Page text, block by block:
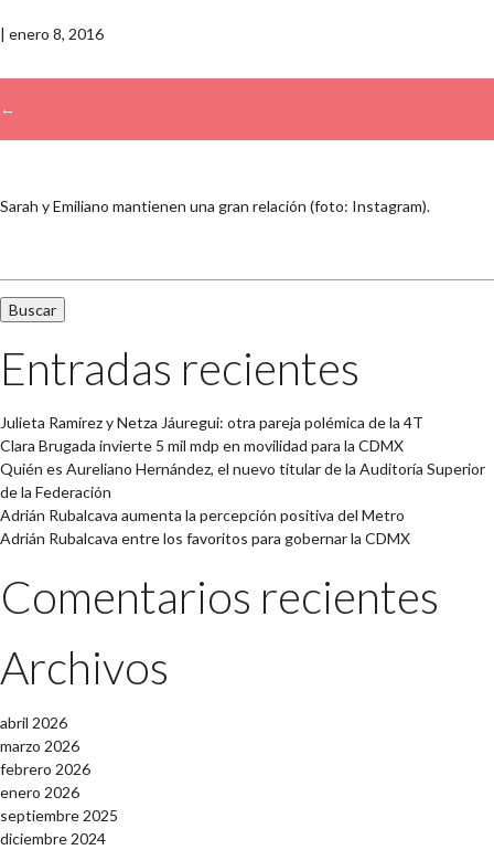
| enero 8, 2016
←
Sarah y Emiliano mantienen una gran relación (foto: Instagram).
Entradas recientes
Julieta Ramírez y Netza Jáuregui: otra pareja polémica de la 4T
Clara Brugada invierte 5 mil mdp en movilidad para la CDMX
Quién es Aureliano Hernández, el nuevo titular de la Auditoría Superior
de la Federación
Adrián Rubalcava aumenta la percepción positiva del Metro
Adrián Rubalcava entre los favoritos para gobernar la CDMX
Comentarios recientes
Archivos
abril 2026
marzo 2026
febrero 2026
enero 2026
septiembre 2025
diciembre 2024